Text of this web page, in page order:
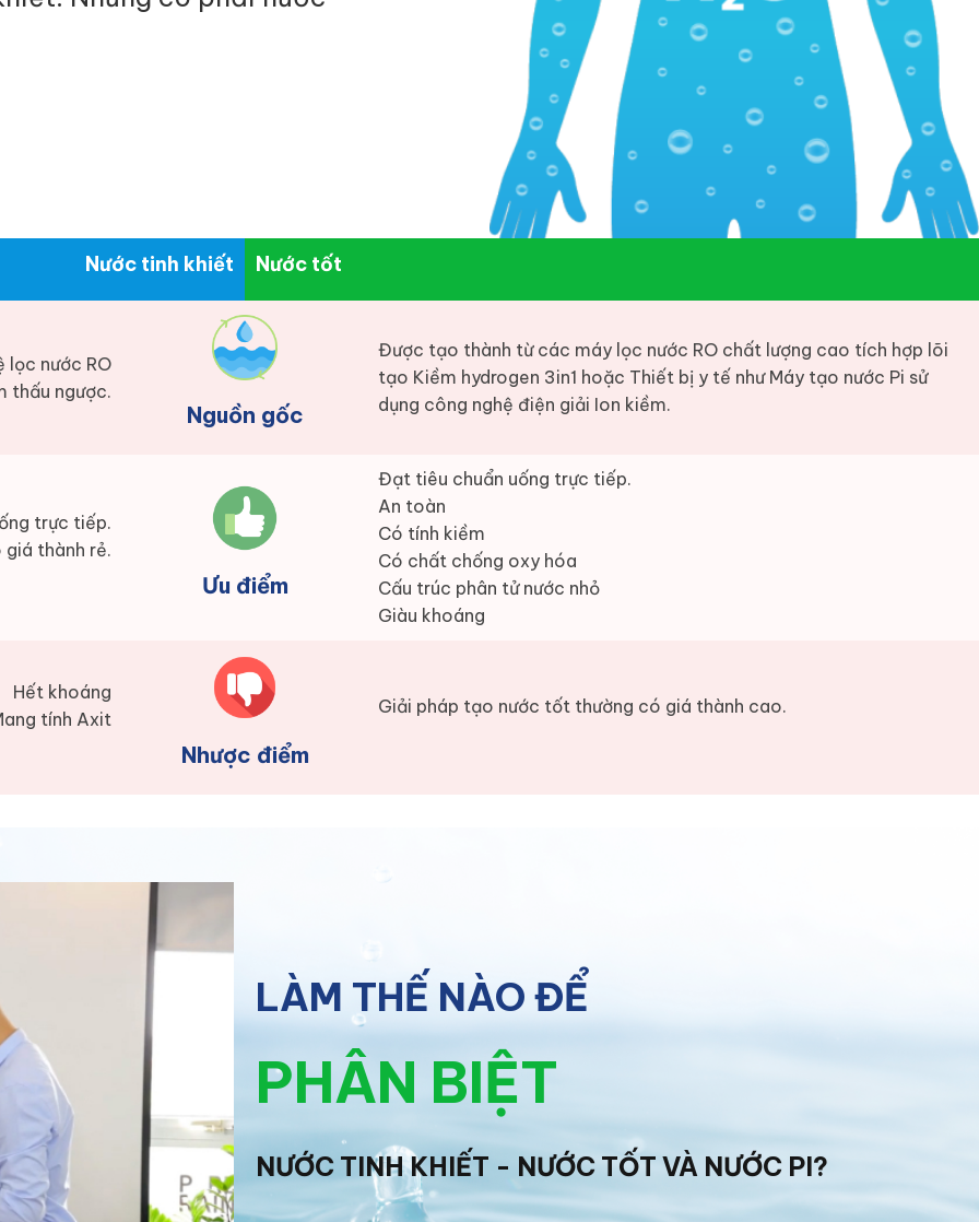
Nước tinh khiết Nước tốt
lọc nước RO
thấu ngược.
Nguồn gốc
Được tạo thành từ các máy lọc nước RO chất lượng cao tích hợp lõi
tạo Kiềm hydrogen 3in1 hoặc Thiết bị y tế như Máy tạo nước Pi sử
dụng công nghệ điện giải Ion kiềm.
trực tiếp.
thành rẻ.
Ưu điểm
Đạt tiêu chuẩn uống trực tiếp.
An toàn
Có tính kiềm
Có chất chống oxy hóa
Cấu trúc phân tử nước nhỏ
Giàu khoáng
Hết khoáng
tính Axit
Nhược điểm
Giải pháp tạo nước tốt thường có giá thành cao.
LÀM THẾ NÀO ĐỂ
PHÂN BIỆT
NƯỚC TINH KHIẾT - NƯỚC TỐT VÀ NƯỚC PI?